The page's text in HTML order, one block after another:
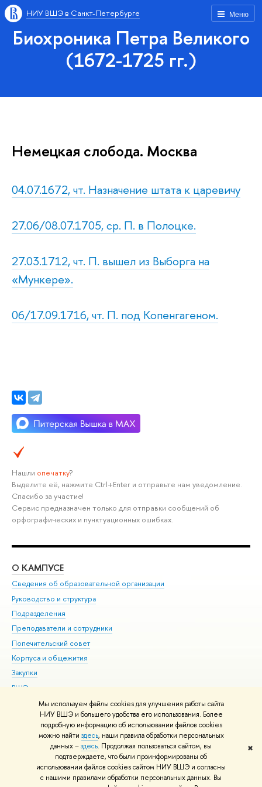
Мы используем файлы cookies для улучшения работы сайта
НИУ ВШЭ и большего удобства его использования. Более
подробную информацию об использовании файлов cookies
можно найти здесь, наши правила обработки персональных
данных –здесь. Продолжая пользоваться сайтом, вы
подтверждаете, что были проинформированы об
использовании файлов cookies сайтом НИУ ВШЭ и согласны
с нашими правилами обработки персональных данных. Вы
✖
Меню
НИУ ВШЭ в Санкт-Петербурге
Биохроника Петра Великого
(1672-1725 гг.)
Немецкая слобода. Москва
04.07.1672, чт. Назначение штата к царевичу
27.06/08.07.1705, ср. П. в Полоцке.
27.03.1712, чт. П. вышел из Выборга на
«Мункере».
06/17.09.1716, чт. П. под Копенгагеном.
Нашли опечатку?
Выделите её, нажмите Ctrl+Enter и отправьте нам уведомление.
Спасибо за участие!
Сервис предназначен только для отправки сообщений об
орфографических и пунктуационных ошибках.
О КАМПУСЕ
Сведения об образовательной организации
Руководство и структура
Подразделения
Преподаватели и сотрудники
Попечительский совет
Корпуса и общежития
Закупки
ВШЭ для студентов с ограниченными возможностями
здоровья и инвалидностью
Версия для слабовидящих
Единая платежная страница
© НИУ ВШЭ 1993–2026 Адреса и контакты Условия использования
материалов Политика конфиденциальности Карта сайта